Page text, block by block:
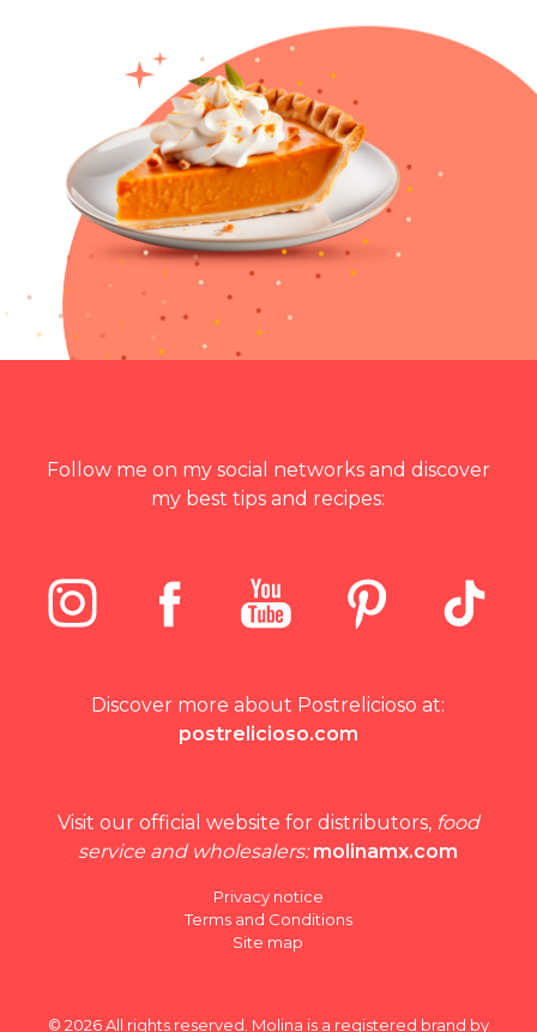
Follow me on my social networks and discover
my best tips and recipes:
Discover more about Postrelicioso at:
postrelicioso.com
Visit our official website for distributors, food
service and wholesalers: molinamx.com
Privacy notice
Terms and Conditions
Site map
© 2026 All rights reserved. Molina is a registered brand by